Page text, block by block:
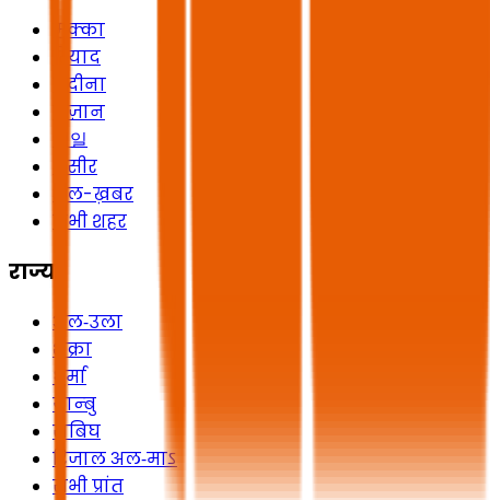
मक्का
रियाद
मदीना
जज़ान
헤일
असीर
अल-ख़बर
सभी शहर
राज्य
अल‑उला
शक्रा
धुर्मा
यान्बु
राबिघ
रिजाल अल‑माऽ
सभी प्रांत